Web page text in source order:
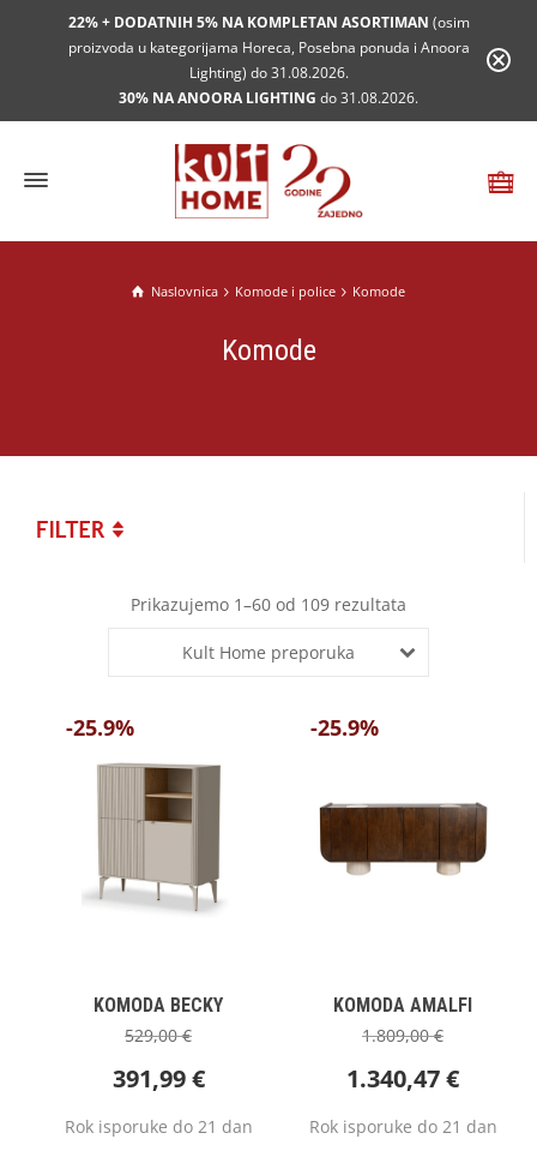
22% + DODATNIH 5% NA KOMPLETAN ASORTIMAN (osim
proizvoda u kategorijama Horeca, Posebna ponuda i Anoora
Lighting) do 31.08.2026.
30% NA ANOORA LIGHTING do 31.08.2026.
Naslovnica Komode i police Komode
Komode
Prikazujemo 1–60 od 109 rezultata
Kult Home preporuka
-25.9%
KOMODA BECKY
529,00€
391,99€
Rok isporuke do 21 dan
-25.9%
KOMODA AMALFI
1.809,00€
1.340,47€
Rok isporuke do 21 dan